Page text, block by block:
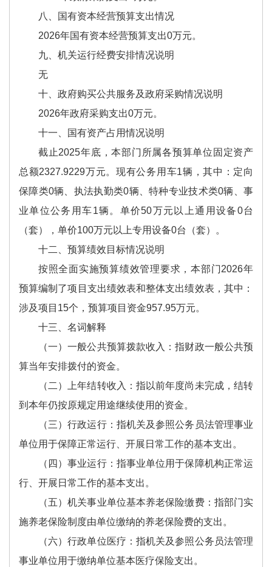
八、国有资本经营预算支出情况
2026年国有资本经营预算支出0万元。
九、机关运行经费安排情况说明
无
十、政府购买公共服务及政府采购情况说明
2026年政府采购支出0万元。
十一、国有资产占用情况说明
截止2025年底，本部门所属各预算单位固定资产
总额2327.9229万元。现有公务用车1辆，其中：定向
保障类0辆、执法执勤类0辆、特种专业技术类0辆、事
业单位公务用车1辆。单价50万元以上通用设备0台
（套），单价100万元以上专用设备0台（套）。
十二、预算绩效目标情况说明
按照全面实施预算绩效管理要求，本部门2026年
预算编制了项目支出绩效表和整体支出绩效表，其中：
涉及项目15个，预算项目资金957.95万元。
十三、名词解释
（一）一般公共预算拨款收入：指财政一般公共预
算当年安排拨付的资金。
（二）上年结转收入：指以前年度尚未完成，结转
到本年仍按原规定用途继续使用的资金。
（三）行政运行：指机关及参照公务员法管理事业
单位用于保障正常运行、开展日常工作的基本支出。
（四）事业运行：指事业单位用于保障机构正常运
行、开展日常工作的基本支出。
（五）机关事业单位基本养老保险缴费：指部门实
施养老保险制度由单位缴纳的养老保险费的支出。
（六）行政单位医疗：指机关及参照公务员法管理
事业单位用于缴纳单位基本医疗保险支出。